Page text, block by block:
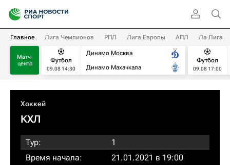
Главное Лига Чемпионов РПЛ Лига Европы АПЛ Ла Лига
Матч-
центр
Футбол
09.08 14:30
Динамо Москва
Динамо Махачкала
Футбол
09.08 17:00
Хоккей
КХЛ
Тур:
1
Время начала:
21.01.2021 в 19:00